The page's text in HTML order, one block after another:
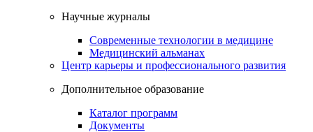
Научные журналы
Современные технологии в медицине
Медицинский альманах
Центр карьеры и профессионального развития
Дополнительное образование
Каталог программ
Документы